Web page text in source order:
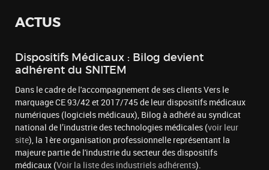
ACTUS
Dispositifs Médicaux : Bilog devient
adhérent du SNITEM
Dans le cadre de l'accompagnement de ses clients Vers le
marquage CE 93/42 et 2017/745 de leur dispositifs médicaux
numériques (logiciels médicaux), Bilog à adhéré au syndicat
national de l’industrie des technologies médicales (voir leur
site), la 1ère organisation professionnelle représentant la
majeure partie de l'industrie du secteur des dispositifs
médicaux (Voir la liste des industriels adhérents).